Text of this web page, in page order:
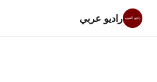
راديو عربي